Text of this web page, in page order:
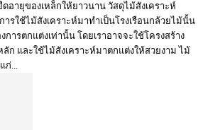
อายุของเหล็กให้ยาวนาน วัสดุไม้สังเคราะห์
ารใช้ไม้สังเคราะห์มาทำเป็นโรงเรือนกล้วยไม้นั้น
การตกแต่งเท่านั้น โดยเราอาจจะใช้โครงสร้าง
ลัก และใช้ไม้สังเคราะห์มาตกแต่งให้สวยงาม ไม้
ก่...